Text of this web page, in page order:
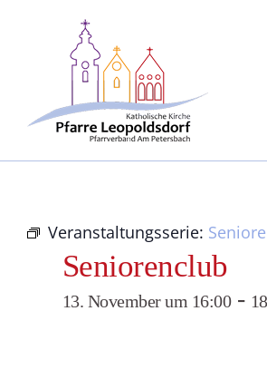
Veranstaltungsserie:
Seniorenclub
13. November um 16:00-